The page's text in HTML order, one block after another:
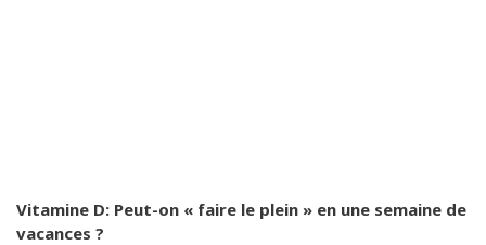
Vitamine D: Peut-on « faire le plein » en une semaine de
vacances ?